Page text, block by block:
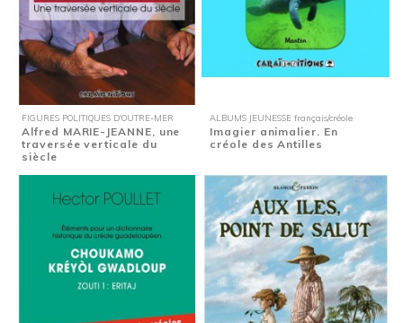
FIGURES POLITIQUES D'OUTRE-MER
Alfred MARIE-JEANNE, une
traversée verticale du
siècle
ALBUMS JEUNESSE français/créole
Imagier animalier. En
créole des Antilles